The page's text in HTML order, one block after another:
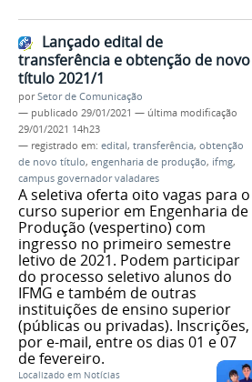
Lançado edital de
transferência e obtenção de novo
título 2021/1
porSetor de Comunicação
— publicado 29/01/2021 — última modificação
29/01/2021 14h23
— registrado em: edital, transferência, obtenção
de novo título, engenharia de produção, ifmg,
campus governador valadares
A seletiva oferta oito vagas para o
curso superior em Engenharia de
Produção (vespertino) com
ingresso no primeiro semestre
letivo de 2021. Podem participar
do processo seletivo alunos do
IFMG e também de outras
instituições de ensino superior
(públicas ou privadas). Inscrições,
por e-mail, entre os dias 01 e 07
de fevereiro.
Localizado em Notícias